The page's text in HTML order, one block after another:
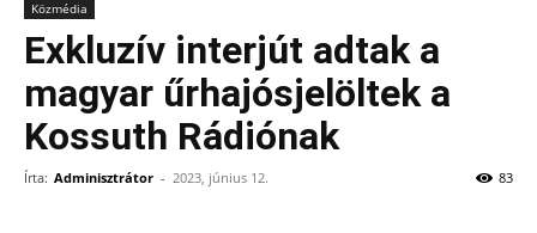
Közmédia
Exkluzív interjút adtak a
magyar űrhajósjelöltek a
Kossuth Rádiónak
Írta: Adminisztrátor - 2023, június 12. 83